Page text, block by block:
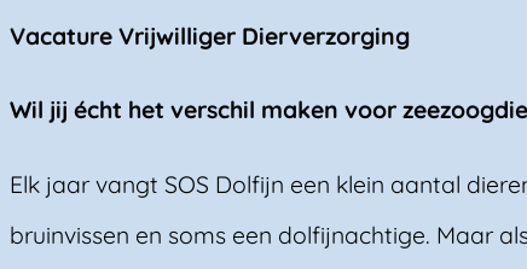
Vacature Vrijwilliger Dierverzorging
Wil jij écht het verschil maken voor
Elk jaar vangt SOS Dolfijn een klein aantal
bruinvissen en soms een dolfijnachtige. Maar